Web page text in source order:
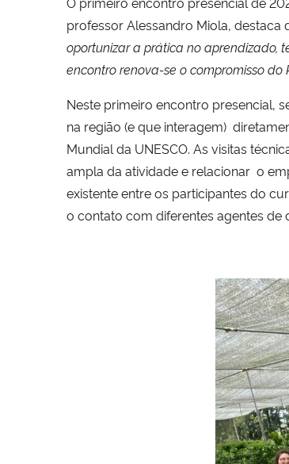
professor Alessandro Miola, destaca
oportunizar a prática no aprendizado,
encontro renova-se o compromisso
Neste primeiro encontro presencial,
na região (e que interagem)
Mundial da UNESCO. As visitas
ampla da atividade e relacionar o
existente entre os participantes do
o contato com diferentes agentes de